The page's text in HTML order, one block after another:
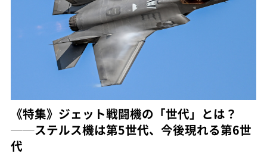
《特集》ジェット戦闘機の「世代」とは？
──ステルス機は第5世代、今後現れる第6世
代